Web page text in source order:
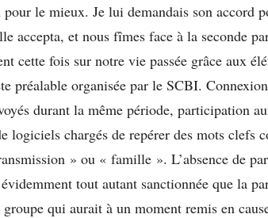
pour le mieux. Je lui demandais son accord
accepta, et nous fîmes face à la seconde
cette fois sur notre vie passée grâce aux
préalable organisée par le SCBI.
durant la même période, participation
logiciels chargés de repérer des mots clefs
» ou « famille ». L’absence de
tout autant sanctionnée que la
qui aurait à un moment remis en